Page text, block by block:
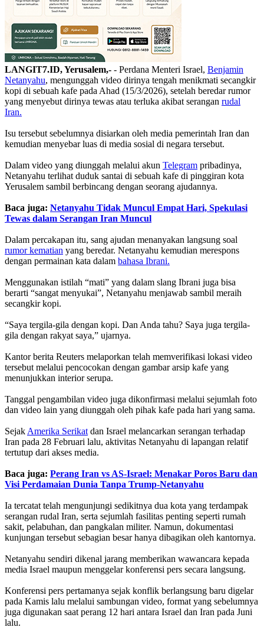
LANGIT7.ID, Yerusalem,- - Perdana Menteri Israel, Benjamin
Netanyahu, mengunggah video dirinya tengah menikmati secangkir
kopi di sebuah kafe pada Ahad (15/3/2026), setelah beredar rumor
yang menyebut dirinya tewas atau terluka akibat serangan rudal
Iran.
Isu tersebut sebelumnya disiarkan oleh media pemerintah Iran dan
kemudian menyebar luas di media sosial di negara tersebut.
Dalam video yang diunggah melalui akun Telegram pribadinya,
Netanyahu terlihat duduk santai di sebuah kafe di pinggiran kota
Yerusalem sambil berbincang dengan seorang ajudannya.
Baca juga: Netanyahu Tidak Muncul Empat Hari, Spekulasi
Tewas dalam Serangan Iran Muncul
Dalam percakapan itu, sang ajudan menanyakan langsung soal
rumor kematian yang beredar. Netanyahu kemudian merespons
dengan permainan kata dalam bahasa Ibrani.
Menggunakan istilah “mati” yang dalam slang Ibrani juga bisa
berarti “sangat menyukai”, Netanyahu menjawab sambil meraih
secangkir kopi.
“Saya tergila-gila dengan kopi. Dan Anda tahu? Saya juga tergila-
gila dengan rakyat saya,” ujarnya.
Kantor berita Reuters melaporkan telah memverifikasi lokasi video
tersebut melalui pencocokan dengan gambar arsip kafe yang
menunjukkan interior serupa.
Tanggal pengambilan video juga dikonfirmasi melalui sejumlah foto
dan video lain yang diunggah oleh pihak kafe pada hari yang sama.
Sejak Amerika Serikat dan Israel melancarkan serangan terhadap
Iran pada 28 Februari lalu, aktivitas Netanyahu di lapangan relatif
tertutup dari akses media.
Baca juga: Perang Iran vs AS-Israel: Menakar Poros Baru dan
Visi Perdamaian Dunia Tanpa Trump-Netanyahu
Ia tercatat telah mengunjungi sedikitnya dua kota yang terdampak
serangan rudal Iran, serta sejumlah fasilitas penting seperti rumah
sakit, pelabuhan, dan pangkalan militer. Namun, dokumentasi
kunjungan tersebut sebagian besar hanya dibagikan oleh kantornya.
Netanyahu sendiri dikenal jarang memberikan wawancara kepada
media Israel maupun menggelar konferensi pers secara langsung.
Konferensi pers pertamanya sejak konflik berlangsung baru digelar
pada Kamis lalu melalui sambungan video, format yang sebelumnya
juga digunakan saat perang 12 hari antara Israel dan Iran pada Juni
lalu.